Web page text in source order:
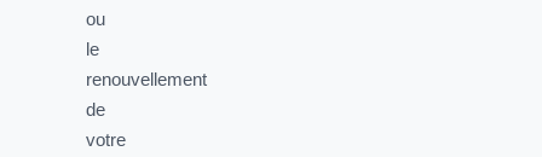
ou
le
renouvellement
de
votre